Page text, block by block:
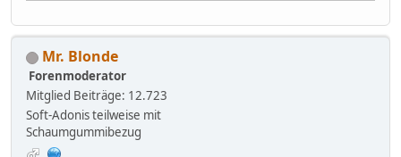
Mr. Blonde
Forenmoderator
Mitglied Beiträge: 12.723
Soft-Adonis teilweise mit
Schaumgummibezug